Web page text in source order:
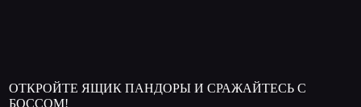
ОТКРОЙТЕ ЯЩИК ПАНДОРЫ И СРАЖАЙТЕСЬ С
БОССОМ!